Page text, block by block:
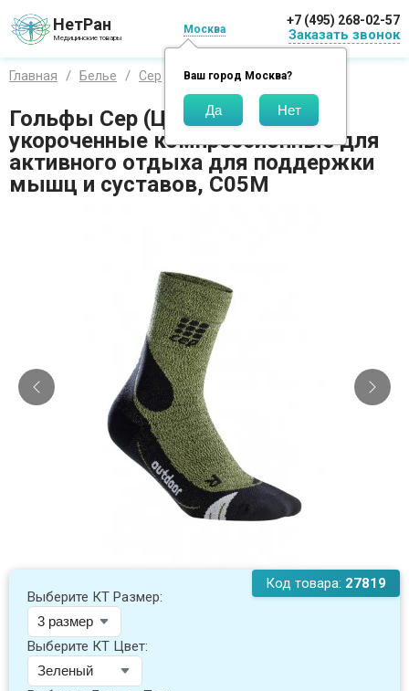
НетРан
Медицинские товары
Москва
Ваш город Москва?
+7 (495) 268-02-57
Заказать звонок
Главная Белье Сер Гольфы
Гольфы Cep (Цеп) мужские
укороченные компрессионные для
активного отдыха для поддержки
мышц и суставов, C05M
Код товара: 27819
Выберите КТ Размер:
Выберите КТ Цвет: